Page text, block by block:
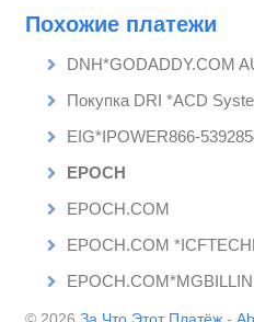
Похожие платежи
DNH*GODADDY.COM
Покупка DRI *ACD
EIG*IPOWER866-
EPOCH
EPOCH.COM
EPOCH.COM
EPOCH.COM*MGBILLIN